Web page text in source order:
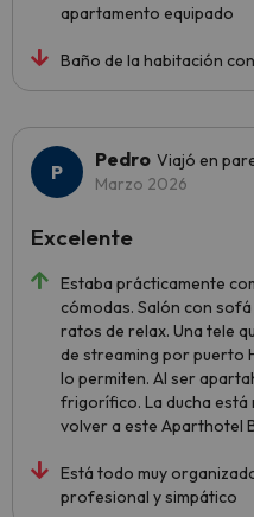
apartamento equipado
Baño de la habitación
Pedro Viajó en
Marzo 2026
Estaba prácticamente
cómodas. Salón con
ratos de relax. Una tele
de streaming por puerto
lo permiten. Al ser
frigorífico. La ducha está
volver a este Aparthotel
Está todo muy
profesional y simpático
Excelente